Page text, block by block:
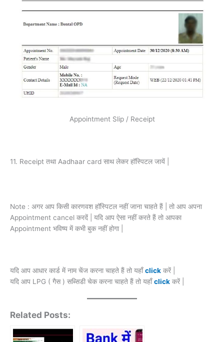
Appointment Slip / Receipt
11. Receipt तथा Aadhaar card साथ लेकर हॉस्पिटल जायें |
Note : अगर आप किसी कारणवश हॉस्पिटल नहीं जाना चाहते हैं | तो आप अपना
Appointment cancel करदें | यदि आप ऐसा नहीं करते हैं तो आपका
Appointment भविष्य में कभी बुक नहीं होगा |
यदि आप आधार कार्ड में नाम चेंज करना चाहते हैं तो यहाँclick करें |
यदि आप LPG ( गैस ) सब्सिडी चेक करना चाहते हैं तो यहाँclick करें |
Related Posts: